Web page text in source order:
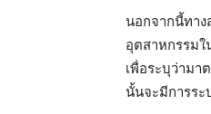
นอกจากนี้ทา
อุตสาหกรรมใ
เพื่อระบุว่ามา
นั้นจะมีการร